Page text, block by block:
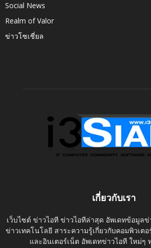
Social News
Realm of Valor
ข่าวโซเชี่ยล
เกี่ยวกับเรา
เว็บไซต์ ข่าวไอที ข่าวไอทีล่าสุด อัพเดทข้อมูลข่
ข่าวเทคโนโลยี สาระความรู้เกี่ยวกับคอมพิวเต
และอินเตอร์เน็ต อัพเดทข่าวไอที ใหม่ๆ